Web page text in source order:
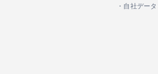
・自社デー